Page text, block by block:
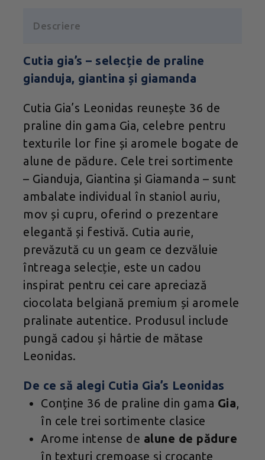
Descriere
Cutia gia’s – selecție de praline
gianduja, giantina și giamanda
Cutia Gia’s Leonidas reunește 36 de
praline din gama Gia, celebre pentru
texturile lor fine și aromele bogate de
alune de pădure. Cele trei sortimente
– Gianduja, Giantina și Giamanda – sunt
ambalate individual în staniol auriu,
mov și cupru, oferind o prezentare
elegantă și festivă. Cutia aurie,
prevăzută cu un geam ce dezvăluie
întreaga selecție, este un cadou
inspirat pentru cei care apreciază
ciocolata belgiană premium și aromele
pralinate autentice. Produsul include
pungă cadou și hârtie de mătase
Leonidas.
De ce să alegi Cutia Gia’s Leonidas
Conține 36 de praline din gama Gia,
în cele trei sortimente clasice
Arome intense de alune de pădure
în texturi cremoase și crocante